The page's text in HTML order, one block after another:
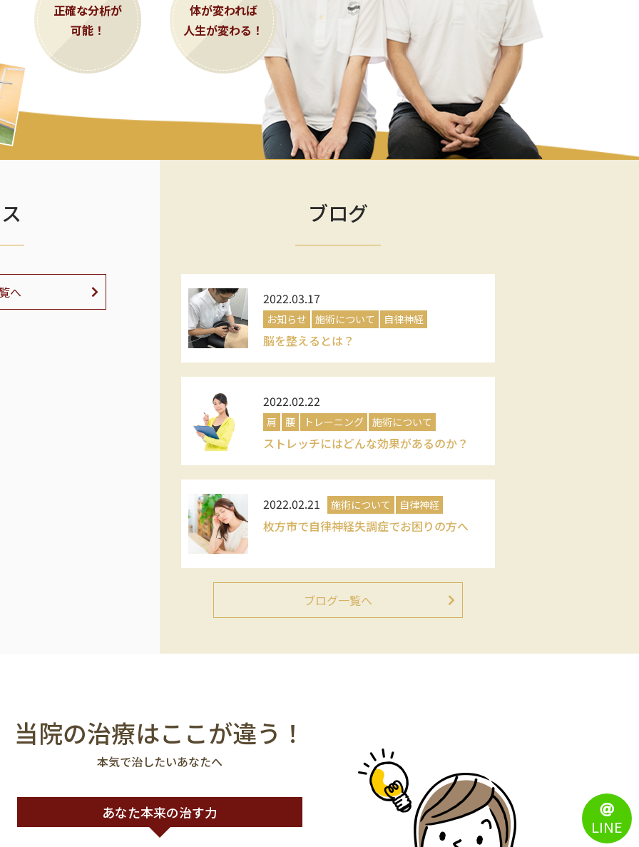
LINE
正確な分析が
可能！
体が変われば
人生が変わる！
へ
ブログ
2022.03.17
お知らせ 施術について 自律神経
脳を整えるとは？
2022.02.22
肩 腰 トレーニング 施術について
ストレッチにはどんな効果があるのか？
2022.02.21 施術について 自律神経
枚方市で自律神経失調症でお困りの方へ
ブログ一覧へ
当院の治療はここが違う！
本気で治したいあなたへ
あなた本来の治す力